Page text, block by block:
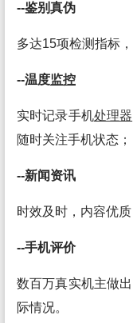
--鉴别真伪
多达15项检测指标
--温度监控
实时记录手机处理器
随时关注手机状态；
--新闻资讯
时效及时，内容优
--手机评价
数百万真实机主做
际情况。